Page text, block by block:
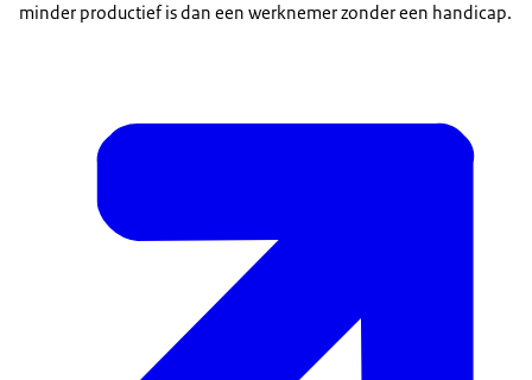
minder productief is dan een werknemer zonder een handicap.